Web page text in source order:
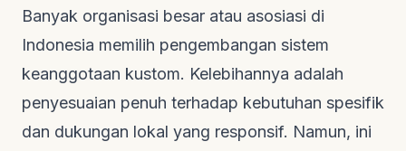
Banyak organisasi besar atau asosiasi di
Indonesia memilih pengembangan sistem
keanggotaan kustom. Kelebihannya adalah
penyesuaian penuh terhadap kebutuhan spesifik
dan dukungan lokal yang responsif. Namun, ini